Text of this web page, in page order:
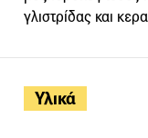
Υλικά
γλιστρίδας και